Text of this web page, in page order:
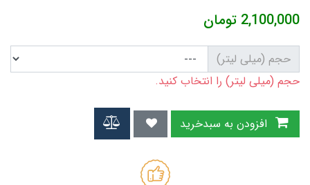
2,100,000 تومان
حجم (میلی لیتر)
حجم (میلی لیتر) را انتخاب کنید.